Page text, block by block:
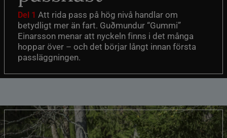
Del 1 Att rida pass på hög nivå handlar om
betydligt mer än fart. Guðmundur “Gummi”
Einarsson menar att nyckeln finns i det många
hoppar över – och det börjar långt innan första
passläggningen.